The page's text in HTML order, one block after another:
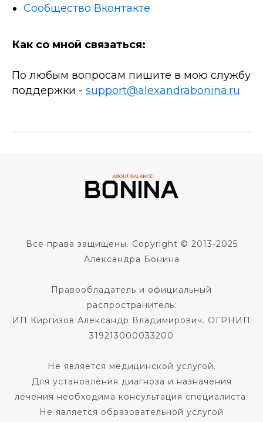
Сообщество Вконтакте
Как со мной связаться:
По любым вопросам пишите в мою службу
поддержки - support@alexandrabonina.ru
Все права защищены. Copyright © 2013-2025
Александра Бонина
Правообладатель и официальный
распространитель:
ИП Киргизов Александр Владимирович. ОГРНИП
319213000033200
Не является медицинской услугой.
Для установления диагноза и назначения
лечения необходима консультация специалиста.
Не является образовательной услугой